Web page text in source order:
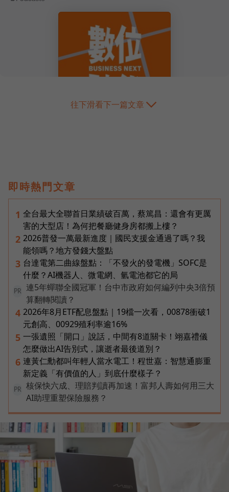
往下滑看下一篇文章
即時熱門文章
1 全台最大全聯首日業績破百萬，蔡篤昌：還會有更厲
害的大型店！為何把餐廳健身房都搬上樓？
2 2026普發一萬最新進度｜國民支援金通過了嗎？我
能領嗎？地方發錢大盤點
3 台達電第二曲線盤點：「不發火的發電機」SOFC是
什麼？AI機器人、微電網、氫電池都它的局
PR
連5年蟬聯全國冠軍！台中市政府如何編列中央3倍預
算翻轉閱讀？
4 2026年8月ETF配息盤點｜19檔一次看，00878衝破1
元創高、00929殖利率逾16%
5 一張遺照「開口」說話，中間有8道關卡！翊嘉禮儀
怎麼做出AI告別式，讓逝者最後道別？
6 連黃仁勳都叫年輕人當水電工！程世嘉：智慧通膨重
新定義「有價值的人」到底什麼樣子？
PR
核保快六成、理賠判讀再加速！富邦人壽如何用三大
AI助理重塑保險服務？